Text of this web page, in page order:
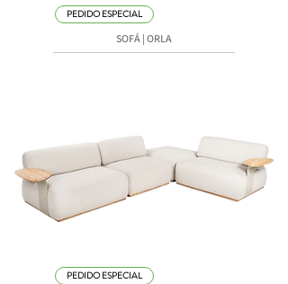
PEDIDO ESPECIAL
SOFÁ | ORLA
PEDIDO ESPECIAL